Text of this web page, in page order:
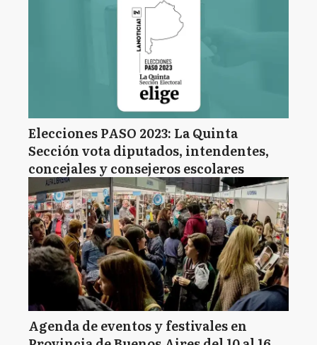
Elecciones PASO 2023: La Quinta
Sección vota diputados, intendentes,
concejales y consejeros escolares
Agenda de eventos y festivales en